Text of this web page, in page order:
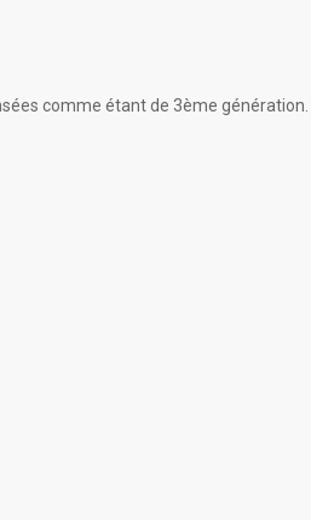
comme étant de 3ème